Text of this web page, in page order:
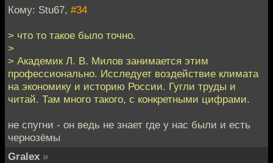
Кому: Stu67, #34
> что то такое было точно.
>
> Академик Л. В. Милов занимается этим
профессионально. Исследует воздействие климата
на экономику и историю России. Гугли труды и
читай. Там много такого, с конкретными цифрами.
не спугни - он ведь не знает где у нас были и есть
чернозёмы
Gralex »